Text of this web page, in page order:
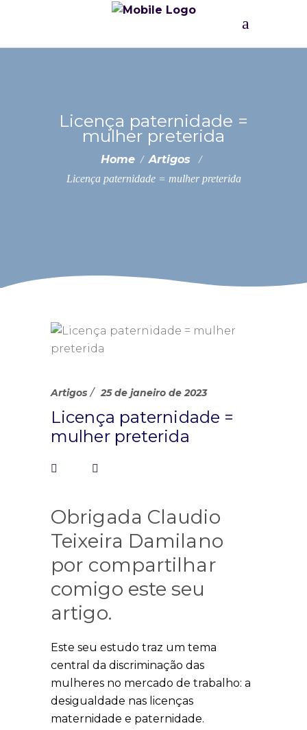
Licença paternidade =
mulher preterida
Home/ Artigos
/
Licença paternidade = mulher preterida
Artigos 25 de janeiro de 2023
Licença paternidade =
mulher preterida
Obrigada Claudio
Teixeira Damilano
por compartilhar
comigo este seu
artigo.
Este seu estudo traz um tema
central da discriminação das
mulheres no mercado de trabalho: a
desigualdade nas licenças
maternidade e paternidade.